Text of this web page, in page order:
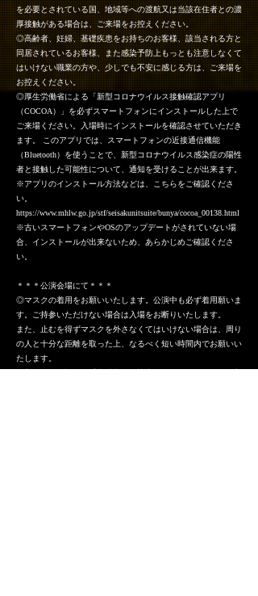
を必要とされている国、地域等への渡航又は当該在住者との濃
厚接触がある場合は、ご来場をお控えください。
◎高齢者、妊婦、基礎疾患をお持ちのお客様、該当される方と
同居されているお客様、また感染予防上もっとも注意しなくて
はいけない職業の方や、少しでも不安に感じる方は、ご来場を
お控えください。
◎厚生労働省による「新型コロナウイルス接触確認アプリ
（COCOA）」を必ずスマートフォンにインストールした上で
ご来場ください。入場時にインストールを確認させていただき
ます。 このアプリでは、スマートフォンの近接通信機能
（Bluetooth）を使うことで、新型コロナウイルス感染症の陽性
者と接触した可能性について、通知を受けることが出来ます。
※アプリのインストール方法などは、こちらをご確認くださ
い。
https://www.mhlw.go.jp/stf/seisakunitsuite/bunya/cocoa_00138.html
※古いスマートフォンやOSのアップデートがされていない場
合、インストールが出来ないため、あらかじめご確認くださ
い。
＊＊＊公演会場にて＊＊＊
◎マスクの着用をお願いいたします。公演中も必ず着用願いま
す。ご持参いただけない場合は入場をお断りいたします。
また、止むを得ずマスクを外さなくてはいけない場合は、周り
の人と十分な距離を取った上、なるべく短い時間内でお願いい
たします。